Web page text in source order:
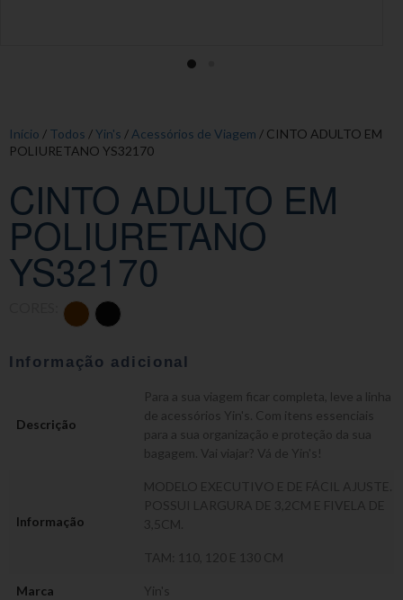
Início / Todos /Yin's / Acessórios de Viagem / CINTO ADULTO EM
POLIURETANO YS32170
CINTO ADULTO EM
POLIURETANO
YS32170
Informação adicional
Descrição
Para a sua viagem ficar completa, leve a linha
de acessórios Yin's. Com itens essenciais
para a sua organização e proteção da sua
bagagem. Vai viajar? Vá de Yin's!
Informação
MODELO EXECUTIVO E DE FÁCIL AJUSTE.
POSSUI LARGURA DE 3,2CM E FIVELA DE
3,5CM.
TAM: 110, 120 E 130 CM
Marca Yin's